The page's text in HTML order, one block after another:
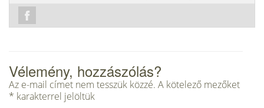
Vélemény, hozzászólás?
Az e-mail címet nem tesszük közzé. A kötelező mezőket
* karakterrel jelöltük